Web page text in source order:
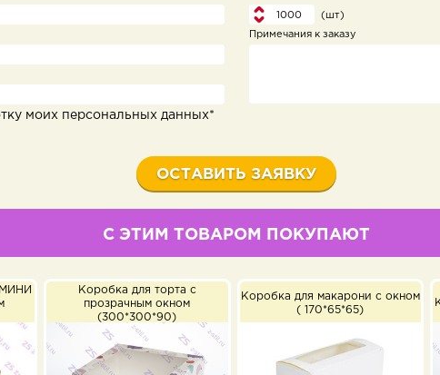
моих персональных данных*
(шт)
Примечания к заказу
С ЭТИМ ТОВАРОМ ПОКУПАЮТ
с
окном
Коробка для макарони с окном
( 170*65*65)
Коробка для макарони с